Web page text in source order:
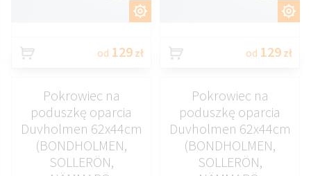
od 129 zł od 129 zł
Pokrowiec na
poduszkę oparcia
Duvholmen 62x44cm
(BONDHOLMEN,
SOLLERÖN,
Pokrowiec na
poduszkę oparcia
Duvholmen 62x44cm
(BONDHOLMEN,
SOLLERÖN,